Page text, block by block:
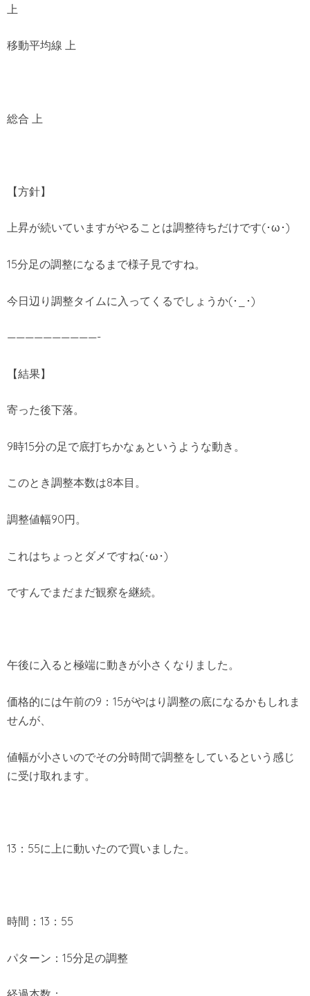
上
移動平均線 上
総合 上
【方針】
上昇が続いていますがやることは調整待ちだけです(･ω･)
15分足の調整になるまで様子見ですね。
今日辺り調整タイムに入ってくるでしょうか(･_･)
——————————-
【結果】
寄った後下落。
9時15分の足で底打ちかなぁというような動き。
このとき調整本数は8本目。
調整値幅90円。
これはちょっとダメですね(･ω･)
ですんでまだまだ観察を継続。
午後に入ると極端に動きが小さくなりました。
価格的には午前の9：15がやはり調整の底になるかもしれま
せんが、
値幅が小さいのでその分時間で調整をしているという感じ
に受け取れます。
13：55に上に動いたので買いました。
時間：13：55
パターン：15分足の調整